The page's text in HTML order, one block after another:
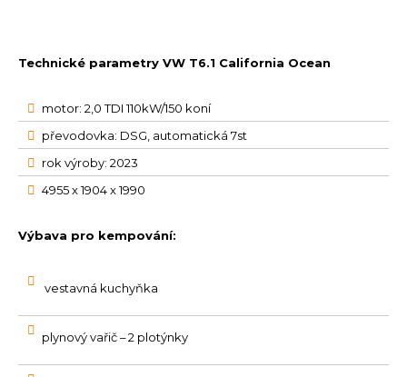
Technické parametry VW T6.1 California Ocean
motor: 2,0 TDI 110kW/150 koní
převodovka: DSG, automatická 7st
rok výroby: 2023
4955 x 1904 x 1990
Výbava pro kempování:
vestavná kuchyňka
plynový vařič – 2 plotýnky